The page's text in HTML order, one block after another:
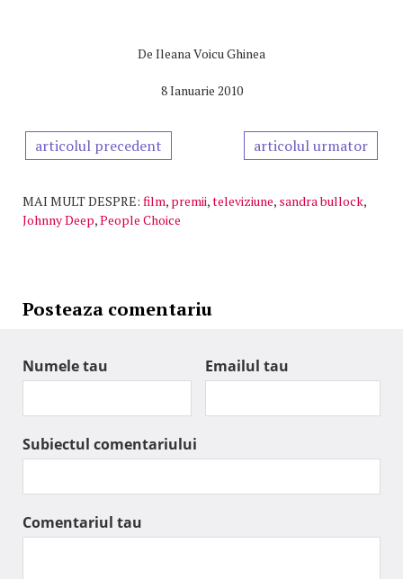
De Ileana Voicu Ghinea
8 Ianuarie 2010
articolul precedent articolul urmator
MAI MULT DESPRE: film, premii,televiziune, sandra bullock,
Johnny Deep,People Choice
Posteaza comentariu
Numele tau Emailul tau
Subiectul comentariului
Comentariul tau